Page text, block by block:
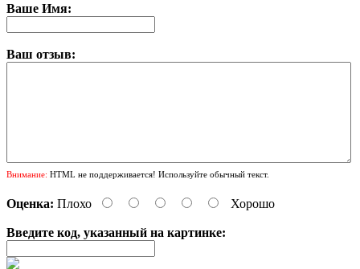
Ваше Имя:
Ваш отзыв:
Внимание: HTML не поддерживается! Используйте обычный текст.
Оценка: Плохо Хорошо
Введите код, указанный на картинке: